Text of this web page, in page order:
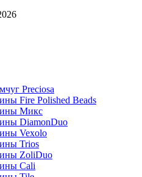
Preciosa
Fire Polished Beads
Микс
DiamonDuo
Vexolo
Trios
ZoliDuo
Cali